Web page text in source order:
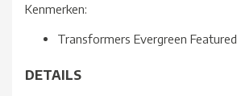
Kenmerken:
Transformers Evergreen Featured
DETAILS